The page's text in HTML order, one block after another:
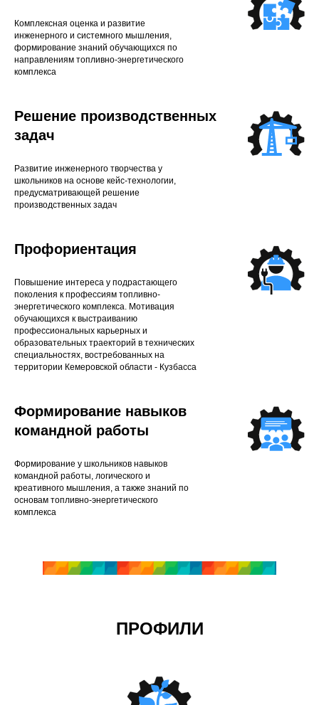
Комплексная оценка и развитие
инженерного и системного мышления,
формирование знаний обучающихся по
направлениям топливно-энергетического
комплекса
Решение производственных
задач
Развитие инженерного творчества у
школьников на основе кейс-технологии,
предусматривающей решение
производственных задач
Профориентация
Повышение интереса у подрастающего
поколения к профессиям топливно-
энергетического комплекса. Мотивация
обучающихся к выстраиванию
профессиональных карьерных и
образовательных траекторий в технических
специальностях, востребованных на
территории Кемеровской области - Кузбасса
Формирование навыков
командной работы
Формирование у школьников навыков
командной работы, логического и
креативного мышления, а также знаний по
основам топливно-энергетического
комплекса
ПРОФИЛИ